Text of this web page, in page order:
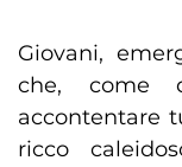
Giovani,
che, come
accontentare
ricco